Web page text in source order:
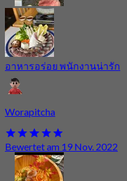
อาหารอร่อย พนักงานน่ารัก
Worapitcha
Bewertet am 19 Nov. 2022